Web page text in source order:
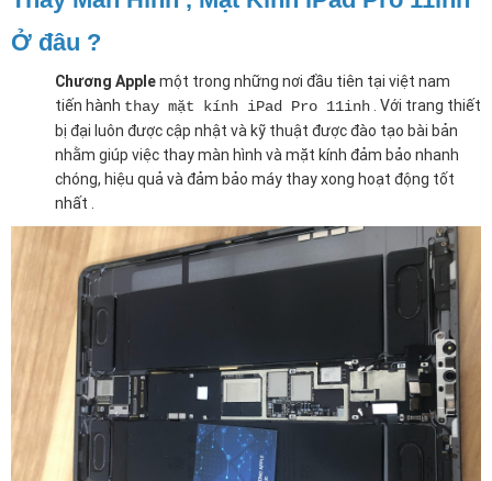
Ở đâu ?
Chương Applemột trong những nơi đầu tiên tại việt nam
tiến hành thay mặt kính iPad Pro 11inh . Với trang thiết
bị đại luôn được cập nhật và kỹ thuật được đào tạo bài bản
nhằm giúp việc thay màn hình và mặt kính đảm bảo nhanh
chóng, hiệu quả và đảm bảo máy thay xong hoạt động tốt
nhất .